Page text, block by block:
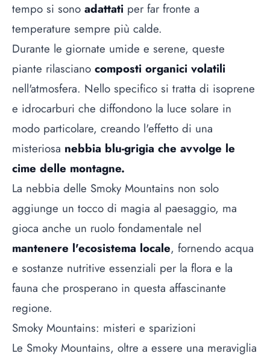
tempo si sono adattati per far fronte a
temperature sempre più calde.
Durante le giornate umide e serene, queste
piante rilasciano composti organici volatili
nell'atmosfera. Nello specifico si tratta di isoprene
e idrocarburi che diffondono la luce solare in
modo particolare, creando l'effetto di una
misteriosa nebbia blu-grigia che avvolge le
cime delle montagne.
La nebbia delle Smoky Mountains non solo
aggiunge un tocco di magia al paesaggio, ma
gioca anche un ruolo fondamentale nel
mantenere l'ecosistema locale, fornendo acqua
e sostanze nutritive essenziali per la flora e la
fauna che prosperano in questa affascinante
regione.
Smoky Mountains: misteri e sparizioni
Le Smoky Mountains, oltre a essere una meraviglia